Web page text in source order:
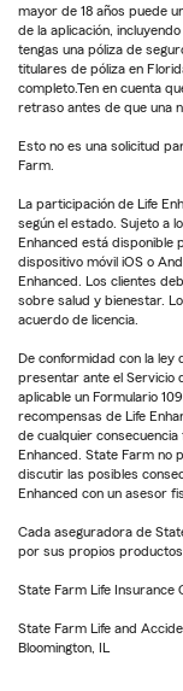
mayor de 18 años puede
de la aplicación,
tengas una póliza de
titulares de póliza en
completo.Ten en cuenta
retraso antes de que una
Esto no es una solicitud
Farm.
La participación de Life
según el estado. Sujeto a
Enhanced está disponible
dispositivo móvil iOS o
Enhanced. Los clientes
sobre salud y bienestar.
acuerdo de licencia.
De conformidad con la ley
presentar ante el Servicio
aplicable un Formulario
recompensas de Life
de cualquier
Enhanced. State Farm no
discutir las posibles
Enhanced con un asesor
Cada aseguradora de
por sus propios productos.
State Farm Life Insurance
State Farm Life and
Bloomington, IL